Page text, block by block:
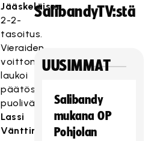
Jääskeläisen
2-2-
tasoitus.
Vieraiden
voittomaalin
laukoi
päätösjakson
puolivälissä
Lassi
Vänttinen
SalibandyTV:stä
UUSIMMAT
Salibandy
mukana OP
Pohjolan